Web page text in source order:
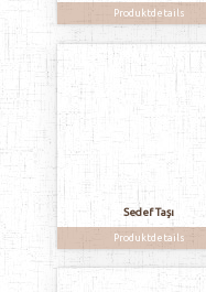
Produktdetails
Sedef Taşı
Produktdetails